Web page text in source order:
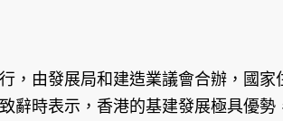
，由發展局和建造業議會合辦，國
辭時表示，香港的基建發展極具優